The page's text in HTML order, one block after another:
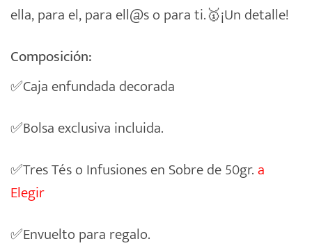
ella, para el, para ell@s o para ti.🥇¡Un detalle!
Composición:
✅Caja enfundada decorada
✅Bolsa exclusiva incluida.
✅Tres Tés o Infusiones en Sobre de 50gr.a
Elegir
✅Envuelto para regalo.